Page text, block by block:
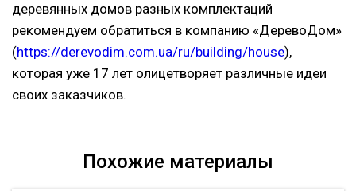
деревянных домов разных комплектаций
рекомендуем обратиться в компанию «ДеревоДом»
(https://derevodim.com.ua/ru/building/house),
которая уже 17 лет олицетворяет различные идеи
своих заказчиков.
Похожие материалы